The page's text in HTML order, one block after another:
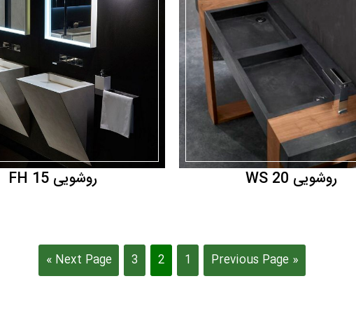
روشویی FH 15 روشویی WS 20
« Previous Page
1
2
3
Next Page »